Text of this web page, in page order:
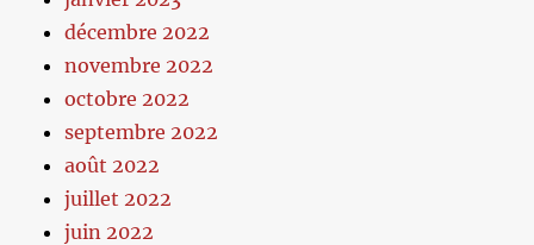
décembre 2022
novembre 2022
octobre 2022
septembre 2022
août 2022
juillet 2022
juin 2022